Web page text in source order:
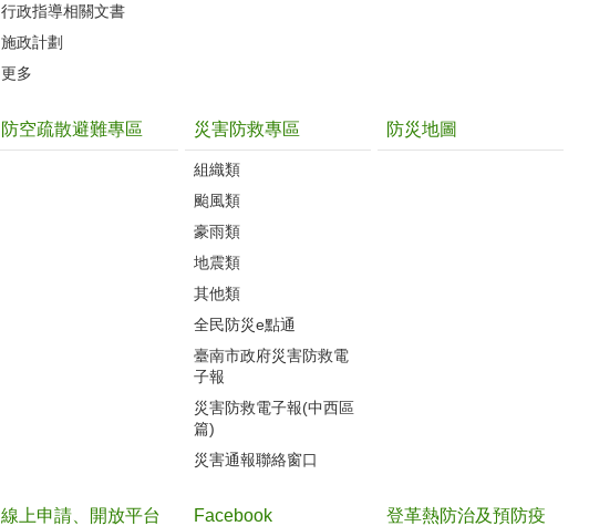
行政指導相關文書
施政計劃
更多
防空疏散避難專區 災害防救專區
組織類
颱風類
豪雨類
地震類
其他類
全民防災e點通
臺南市政府災害防救電
子報
災害防救電子報(中西區
篇)
災害通報聯絡窗口
防災地圖
線上申請、開放平台
Facebook
登革熱防治及預防疫